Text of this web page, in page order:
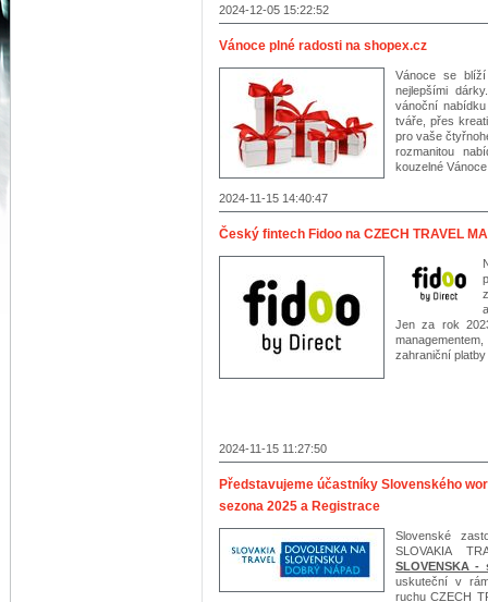
2024-12-05 15:22:52
Vánoce plné radosti na shopex.cz
Vánoce se
nejlepšími
vánoční
tváře, přes
pro vaše
rozmanitou
kouzelné
2024-11-15 14:40:47
Český fintech Fidoo na CZECH TRAVEL
Jen za rok
zahraniční
2024-11-15 11:27:50
Představujeme účastníky Slovenského
sezona 2025 a Registrace
Slovenské
SLOVAKIA
SLOVENSKA -
uskuteční v
ruchu CZECH